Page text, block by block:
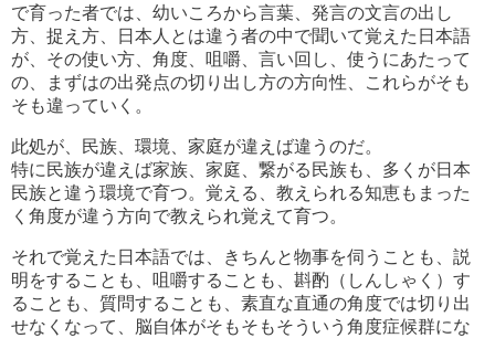
で育った者では、幼いころから言葉、発言の文言の出し
方、捉え方、日本人とは違う者の中で聞いて覚えた日本語
が、その使い方、角度、咀嚼、言い回し、使うにあたって
の、まずはの出発点の切り出し方の方向性、これらがそも
そも違っていく。
此処が、民族、環境、家庭が違えば違うのだ。
特に民族が違えば家族、家庭、繋がる民族も、多くが日本
民族と違う環境で育つ。覚える、教えられる知恵もまった
く角度が違う方向で教えられ覚えて育つ。
それで覚えた日本語では、きちんと物事を伺うことも、説
明をすることも、咀嚼することも、斟酌（しんしゃく）す
ることも、質問することも、素直な直通の角度では切り出
せなくなって、脳自体がそもそもそういう角度症候群にな